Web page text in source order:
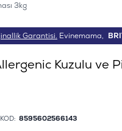
3kg
Garantisi. Evinemama,
Kuzulu ve
8595602566143